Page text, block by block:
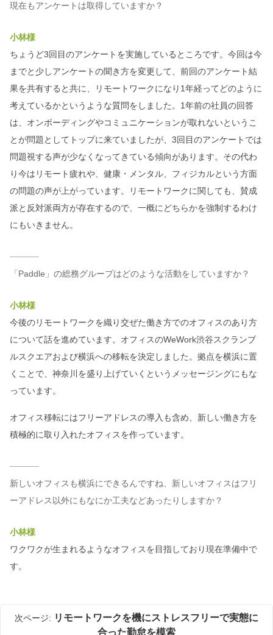
現在もアンケートは取得していますか？
小林様
ちょうど3回目のアンケートを実施しているところです。今回は今
までと少しアンケートの聞き方を変更して、前回のアンケート結
果を共有すると共に、リモートワークになり1年経ってどのように
考えているかというような質問をしました。1年前の社員の回答
は、オンボーディングやコミュニケーションが取れないというこ
とが問題としてトップに来ていましたが、3回目のアンケートでは
問題視する声が少なくなってきている傾向があります。その代わ
り今はリモート疲れや、健康・メンタル、フィジカルという方面
の問題の声が上がっています。リモートワークに関しても、賛成
派と反対派両方が存在するので、一概にどちらかを強制するわけ
にもいきません。
「Paddle」の総務グループはどのような活動をしていますか？
小林様
今後のリモートワークを織り交ぜた働き方でのオフィスのあり方
について話を進めています。オフィスのWeWork渋谷スクランブ
ルスクエアおよび横浜への移転を決定しました。拠点を横浜に置
くことで、神奈川を盛り上げていくというメッセージングにもな
っています。
オフィス移転にはフリーアドレスの導入も含め、新しい働き方を
積極的に取り入れたオフィスを作っています。
新しいオフィスも横浜にできるんですね、新しいオフィスはフリ
ーアドレス以外にもなにか工夫などあったりしますか？
小林様
ワクワクが生まれるようなオフィスを目指しており現在準備中で
す。
次ページ: リモートワークを機にストレスフリーで実態に
合った勤怠を模索